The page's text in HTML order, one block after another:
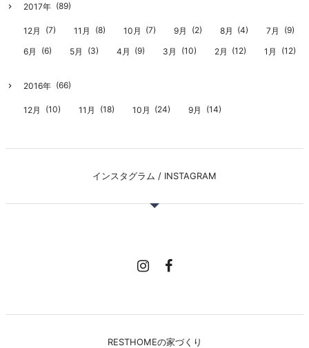
2017年 (89)
12月 (7) 11月 (8) 10月 (7) 9月 (2) 8月 (4) 7月 (9)
6月 (6) 5月 (3) 4月 (9) 3月 (10) 2月 (12) 1月 (12)
2016年 (66)
12月 (10) 11月 (18) 10月 (24) 9月 (14)
インスタグラム / INSTAGRAM
RESTHOMEの家づくり